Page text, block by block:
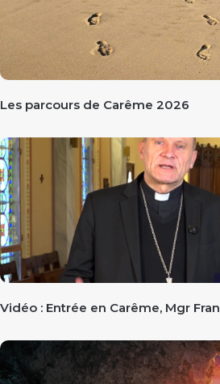
Les parcours de Carême 2026
Vidéo : Entrée en Carême, Mgr